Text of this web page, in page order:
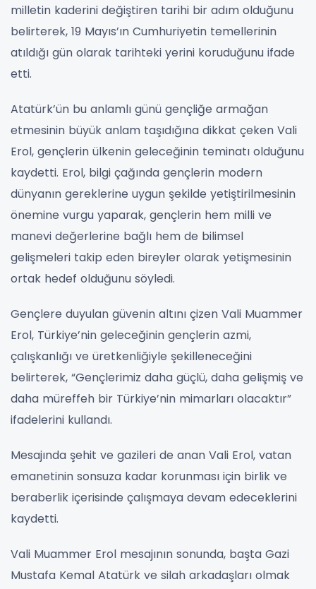
milletin kaderini değiştiren tarihi bir adım olduğunu
belirterek, 19 Mayıs’ın Cumhuriyetin temellerinin
atıldığı gün olarak tarihteki yerini koruduğunu ifade
etti.
Atatürk’ün bu anlamlı günü gençliğe armağan
etmesinin büyük anlam taşıdığına dikkat çeken Vali
Erol, gençlerin ülkenin geleceğinin teminatı olduğunu
kaydetti. Erol, bilgi çağında gençlerin modern
dünyanın gereklerine uygun şekilde yetiştirilmesinin
önemine vurgu yaparak, gençlerin hem milli ve
manevi değerlerine bağlı hem de bilimsel
gelişmeleri takip eden bireyler olarak yetişmesinin
ortak hedef olduğunu söyledi.
Gençlere duyulan güvenin altını çizen Vali Muammer
Erol, Türkiye’nin geleceğinin gençlerin azmi,
çalışkanlığı ve üretkenliğiyle şekilleneceğini
belirterek, “Gençlerimiz daha güçlü, daha gelişmiş ve
daha müreffeh bir Türkiye’nin mimarları olacaktır”
ifadelerini kullandı.
Mesajında şehit ve gazileri de anan Vali Erol, vatan
emanetinin sonsuza kadar korunması için birlik ve
beraberlik içerisinde çalışmaya devam edeceklerini
kaydetti.
Vali Muammer Erol mesajının sonunda, başta Gazi
Mustafa Kemal Atatürk ve silah arkadaşları olmak